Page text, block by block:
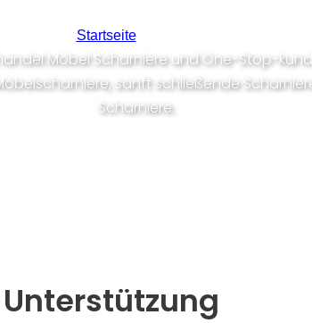
Startseite/
Möbel Scharniere und One-Stop-
sanft schließende
Scharniere.